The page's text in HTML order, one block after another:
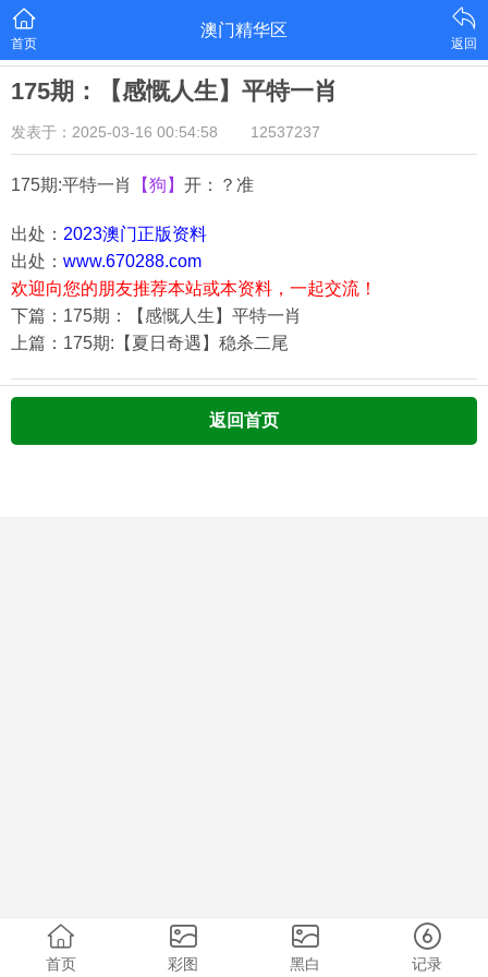
首页
澳门精华区
返回
175期：【感慨人生】平特一肖
发表于：2025-03-16 00:54:58 12537237
175期:平特一肖 【狗】 开：？准
出处： 2023澳门正版资料
出处： www.670288.com
欢迎向您的朋友推荐本站或本资料，一起交流！
下篇：175期：【感慨人生】平特一肖
上篇：175期:【夏日奇遇】稳杀二尾
返回首页
首页 彩图 黑白 记录